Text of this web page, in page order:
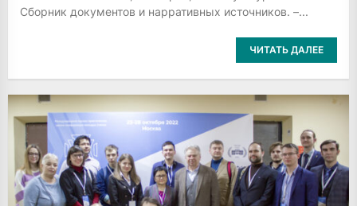
Сборник документов и нарративных источников. –...
ЧИТАТЬ ДАЛЕЕ